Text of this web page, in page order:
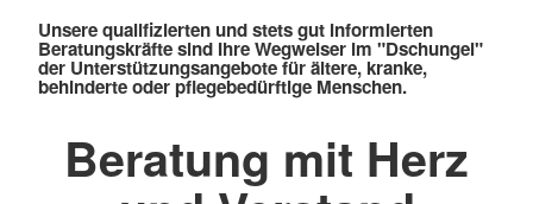
Unsere qualifizierten und stets gut informierten
Beratungskräfte sind Ihre Wegweiser im "Dschungel"
der Unterstützungsangebote für ältere, kranke,
behinderte oder pflegebedürftige Menschen.
Beratung mit Herz